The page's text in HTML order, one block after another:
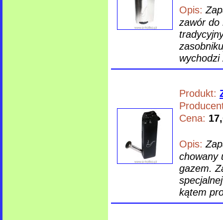
Opis:
zawór do
Produkt:
Cena:
Opis:
chowany
gazem.
kątem